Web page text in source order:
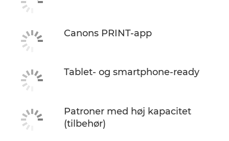
Canons PRINT-app
Tablet- og smartphone-ready
Patroner med høj kapacitet
(tilbehør)